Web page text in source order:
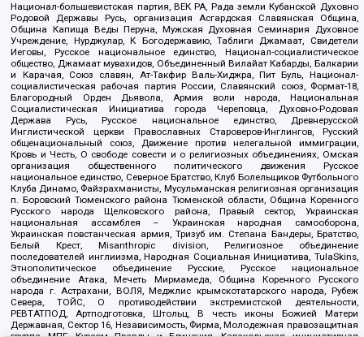
Национал-большевистская партия, ВЕК РА, Рада земли Кубанской Духовно
Родовой Державы Русь, организация Асгардская Славянская Община,
Община Капища Веды Перуна, Мужская Духовная Семинария Духовное
Учреждение, Нурджулар, К Богодержавию, Таблиги Джамаат, Свидетели
Иеговы, Русское национальное единство, Национал-социалистическое
общество, Джамаат мувахидов, Объединенный Вилайат Кабарды, Балкарии
и Карачая, Союз славян, Ат-Такфир Валь-Хиджра, Пит Буль, Национал-
социалистическая рабочая партия России, Славянский союз, Формат-18,
Благородный Орден Дьявола, Армия воли народа, Национальная
Социалистическая Инициатива города Череповца, Духовно-Родовая
Держава Русь, Русское национальное единство, Древнерусской
Инглистической церкви Православных Староверов-Инглингов, Русский
общенациональный союз, Движение против нелегальной иммиграции,
Кровь и Честь, О свободе совести и о религиозных объединениях, Омская
организация общественного политического движения Русское
национальное единство, Северное Братство, Клуб Болельщиков Футбольного
Клуба Динамо, Файзрахманисты, Мусульманская религиозная организация
п. Боровский Тюменского района Тюменской области, Община Коренного
Русского народа Щелковского района, Правый сектор, Украинская
национальная ассамблея – Украинская народная самооборона,
Украинская повстанческая армия, Тризуб им. Степана Бандеры, Братство,
Белый Крест, Misanthropic division, Религиозное объединение
последователей инглиизма, Народная Социальная Инициатива, TulaSkins,
Этнополитическое объединение Русские, Русское национальное
объединение Атака, Мечеть Мирмамеда, Община Коренного Русского
народа г. Астрахани, ВОЛЯ, Меджлис крымскотатарского народа, Рубеж
Севера, ТОЙС, О противодействии экстремистской деятельности,
РЕВТАТПОД, Артподготовка, Штольц, В честь иконы Божией Матери
Державная, Сектор 16, Независимость, Фирма, Молодежная правозащитная